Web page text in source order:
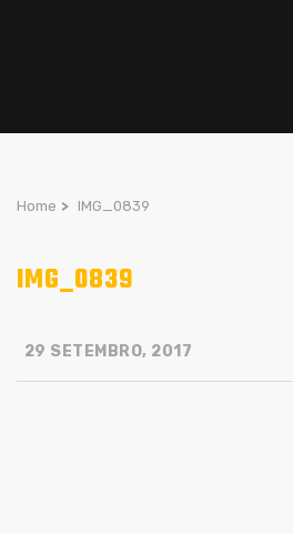
Home > IMG_0839
IMG_0839
29 SETEMBRO, 2017